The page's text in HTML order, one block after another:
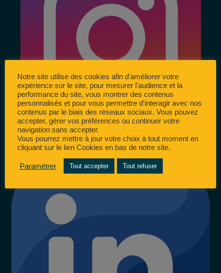
Notre site utilise des cookies afin d'améliorer votre
expérience sur le site, pour mesurer l'audience et la
performance du site, vous montrer des contenus
personnalisés et pour vous permettre d'interagir avec nos
contenus par le biais des réseaux sociaux. Vous pouvez
accepter, gérer vos préférences ou continuer votre
navigation sans accepter.
Vous pourrez mettre à jour votre choix à tout moment en
cliquant sur le lien Cookies en bas de notre site.
Paramétrer Tout accepter Tout refuser